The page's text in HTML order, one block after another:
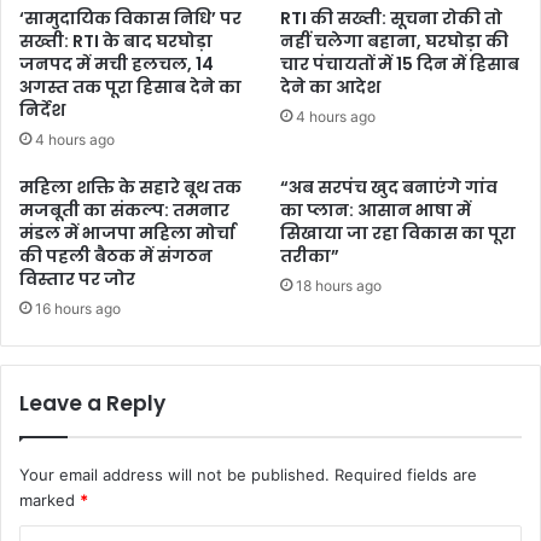
‘सामुदायिक विकास निधि’ पर
सख्ती: RTI के बाद घरघोड़ा
जनपद में मची हलचल, 14
अगस्त तक पूरा हिसाब देने का
निर्देश
4 hours ago
RTI की सख्ती: सूचना रोकी तो
नहीं चलेगा बहाना, घरघोड़ा की
चार पंचायतों में 15 दिन में हिसाब
देने का आदेश
4 hours ago
महिला शक्ति के सहारे बूथ तक
मजबूती का संकल्प: तमनार
मंडल में भाजपा महिला मोर्चा
की पहली बैठक में संगठन
विस्तार पर जोर
16 hours ago
“अब सरपंच खुद बनाएंगे गांव
का प्लान: आसान भाषा में
सिखाया जा रहा विकास का पूरा
तरीका”
18 hours ago
Leave a Reply
Your email address will not be published. Required fields are
marked *